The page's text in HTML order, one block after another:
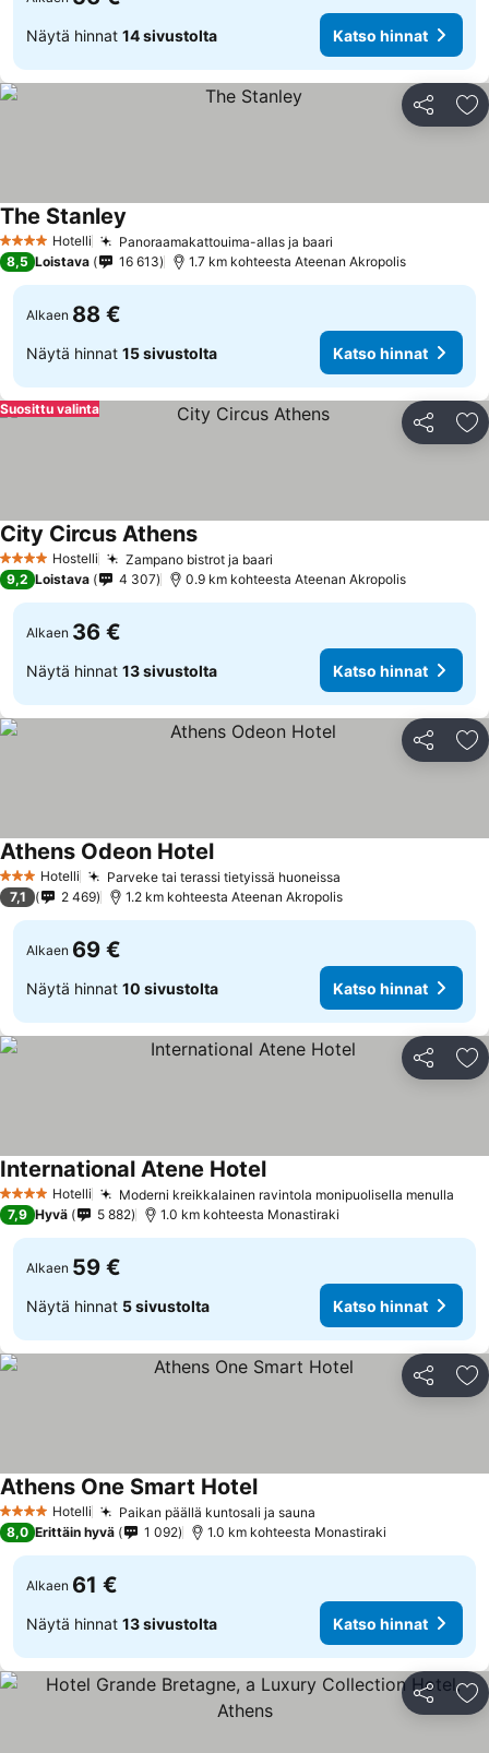
Näytä hinnat 14 sivustolta Katso hinnat
Jaa
4 Tähtiluokitus
Hotelli Panoraamakattouima-allas ja baari
The Stanley
8,5 Loistava 16 613 1.7 km kohteesta Ateenan Akropolis
Alkaen 88 €
Näytä hinnat 15 sivustolta Katso hinnat
Jaa
Suosittu valinta
4 Tähtiluokitus
Hostelli Zampano bistrot ja baari
City Circus Athens
9,2 Loistava 4 307 0.9 km kohteesta Ateenan Akropolis
Alkaen 36 €
Näytä hinnat 13 sivustolta Katso hinnat
Jaa
3 Tähtiluokitus
Hotelli Parveke tai terassi tietyissä huoneissa
Athens Odeon Hotel
7,1 2 469 1.2 km kohteesta Ateenan Akropolis
Alkaen 69 €
Näytä hinnat 10 sivustolta Katso hinnat
Jaa
4 Tähtiluokitus
Hotelli Moderni kreikkalainen ravintola monipuolisella menulla
International Atene Hotel
7,9 Hyvä 5 882 1.0 km kohteesta Monastiraki
Alkaen 59 €
Näytä hinnat 5 sivustolta Katso hinnat
Jaa
4 Tähtiluokitus
Hotelli Paikan päällä kuntosali ja sauna
Athens One Smart Hotel
8,0 Erittäin hyvä 1 092 1.0 km kohteesta Monastiraki
Alkaen 61 €
Näytä hinnat 13 sivustolta Katso hinnat
Jaa